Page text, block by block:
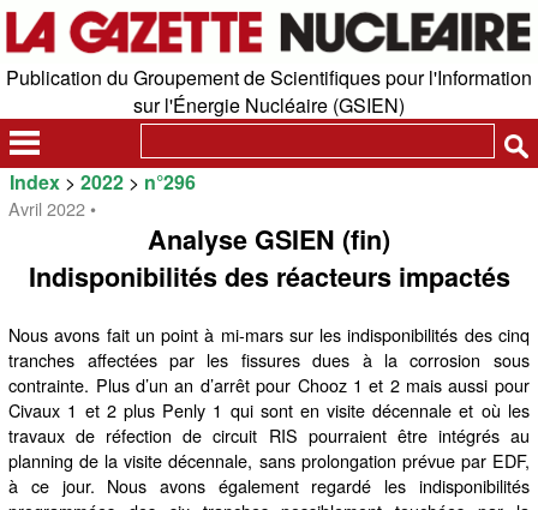
Publication du Groupement de Scientifiques pour l'Information
sur l'Énergie Nucléaire (GSIEN)
Index > 2022 > n°296
Avril 2022 •
Analyse GSIEN (fin)
Indisponibilités des réacteurs impactés
Nous avons fait un point à mi-mars sur les indisponibilités des cinq
tranches affectées par les fissures dues à la corrosion sous
contrainte. Plus d’un an d’arrêt pour Chooz 1 et 2 mais aussi pour
Civaux 1 et 2 plus Penly 1 qui sont en visite décennale et où les
travaux de réfection de circuit RIS pourraient être intégrés au
planning de la visite décennale, sans prolongation prévue par EDF,
à ce jour. Nous avons également regardé les indisponibilités